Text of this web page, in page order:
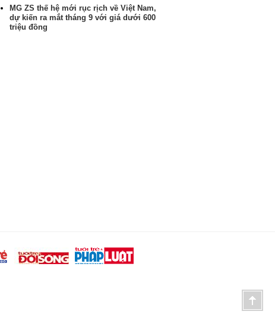
MG ZS thế hệ mới rục rịch về Việt Nam,
dự kiến ra mắt tháng 9 với giá dưới 600
triệu đồng